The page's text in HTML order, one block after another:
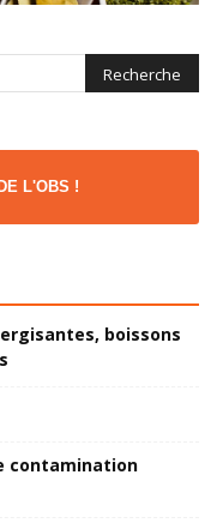
L'OBS !
boissons
contamination